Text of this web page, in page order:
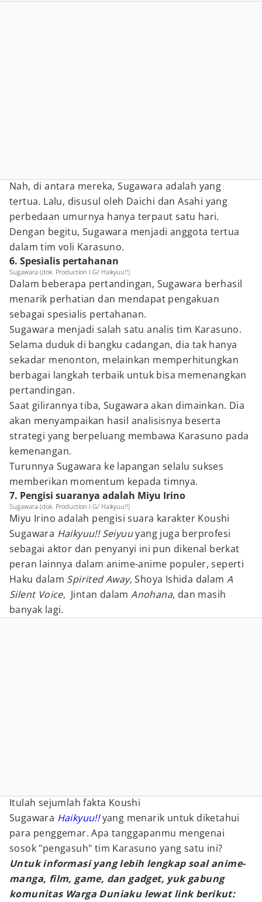
Nah, di antara mereka, Sugawara adalah yang
tertua. Lalu, disusul oleh Daichi dan Asahi yang
perbedaan umurnya hanya terpaut satu hari.
Dengan begitu, Sugawara menjadi anggota tertua
dalam tim voli Karasuno.
6. Spesialis pertahanan
Sugawara (dok. Production I.G/ Haikyuu!!)
Dalam beberapa pertandingan, Sugawara berhasil
menarik perhatian dan mendapat pengakuan
sebagai spesialis pertahanan.
Sugawara menjadi salah satu analis tim Karasuno.
Selama duduk di bangku cadangan, dia tak hanya
sekadar menonton, melainkan memperhitungkan
berbagai langkah terbaik untuk bisa memenangkan
pertandingan.
Saat gilirannya tiba, Sugawara akan dimainkan. Dia
akan menyampaikan hasil analisisnya beserta
strategi yang berpeluang membawa Karasuno pada
kemenangan.
Turunnya Sugawara ke lapangan selalu sukses
memberikan momentum kepada timnya.
7. Pengisi suaranya adalah Miyu Irino
Sugawara (dok. Production I.G/ Haikyuu!!)
Miyu Irino adalah pengisi suara karakter Koushi
Sugawara Haikyuu!! Seiyuuyang juga berprofesi
sebagai aktor dan penyanyi ini pun dikenal berkat
peran lainnya dalam anime-anime populer, seperti
Haku dalam Spirited Away,Shoya Ishida dalamA
Silent Voice, Jintan dalamAnohana, dan masih
banyak lagi.
Itulah sejumlah fakta Koushi
Sugawara Haikyuu!! yang menarik untuk diketahui
para penggemar. Apa tanggapanmu mengenai
sosok "pengasuh" tim Karasuno yang satu ini?
Untuk informasi yang lebih lengkap soal anime-
manga, film, game, dan gadget, yuk gabung
komunitas Warga Duniaku lewat link berikut: